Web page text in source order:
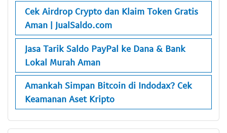
Cek Airdrop Crypto dan Klaim Token Gratis
Aman | JualSaldo.com
Jasa Tarik Saldo PayPal ke Dana & Bank
Lokal Murah Aman
Amankah Simpan Bitcoin di Indodax? Cek
Keamanan Aset Kripto